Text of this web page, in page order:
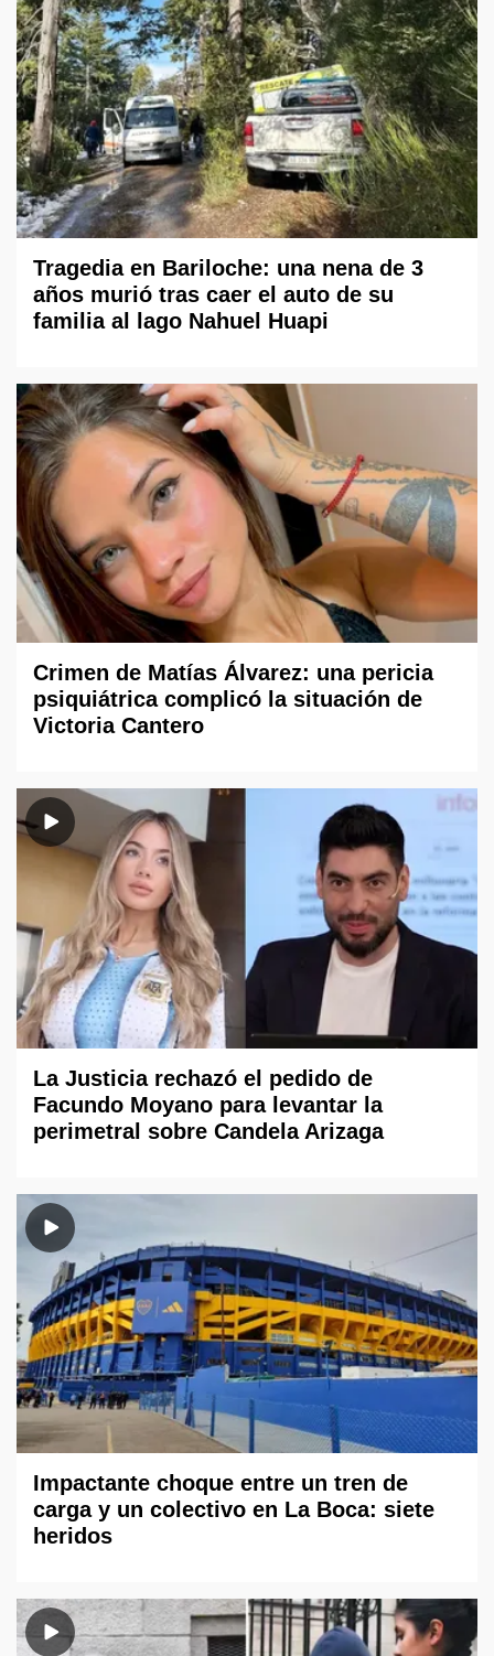
Tragedia en Bariloche: una nena de 3
años murió tras caer el auto de su
familia al lago Nahuel Huapi
Crimen de Matías Álvarez: una pericia
psiquiátrica complicó la situación de
Victoria Cantero
La Justicia rechazó el pedido de
Facundo Moyano para levantar la
perimetral sobre Candela Arizaga
Impactante choque entre un tren de
carga y un colectivo en La Boca: siete
heridos